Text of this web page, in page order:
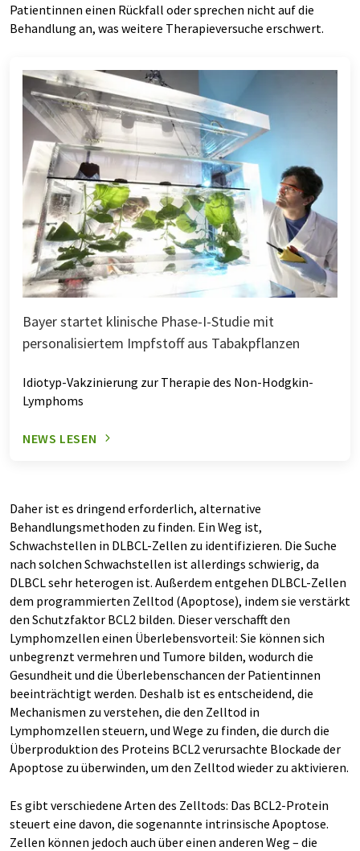
Patientinnen einen Rückfall oder sprechen nicht auf die
Behandlung an, was weitere Therapieversuche erschwert.
Bayer startet klinische Phase-I-Studie mit
personalisiertem Impfstoff aus Tabakpflanzen
Idiotyp-Vakzinierung zur Therapie des Non-Hodgkin-
Lymphoms
NEWS LESEN
Daher ist es dringend erforderlich, alternative
Behandlungsmethoden zu finden. Ein Weg ist,
Schwachstellen in DLBCL-Zellen zu identifizieren. Die Suche
nach solchen Schwachstellen ist allerdings schwierig, da
DLBCL sehr heterogen ist. Außerdem entgehen DLBCL-Zellen
dem programmierten Zelltod (Apoptose), indem sie verstärkt
den Schutzfaktor BCL2 bilden. Dieser verschafft den
Lymphomzellen einen Überlebensvorteil: Sie können sich
unbegrenzt vermehren und Tumore bilden, wodurch die
Gesundheit und die Überlebenschancen der Patientinnen
beeinträchtigt werden. Deshalb ist es entscheidend, die
Mechanismen zu verstehen, die den Zelltod in
Lymphomzellen steuern, und Wege zu finden, die durch die
Überproduktion des Proteins BCL2 verursachte Blockade der
Apoptose zu überwinden, um den Zelltod wieder zu aktivieren.
Es gibt verschiedene Arten des Zelltods: Das BCL2-Protein
steuert eine davon, die sogenannte intrinsische Apoptose.
Zellen können jedoch auch über einen anderen Weg – die